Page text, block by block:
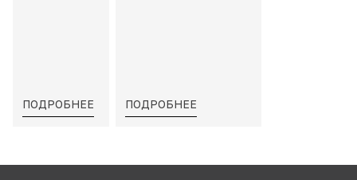
ПОДРОБНЕЕ ПОДРОБНЕЕ